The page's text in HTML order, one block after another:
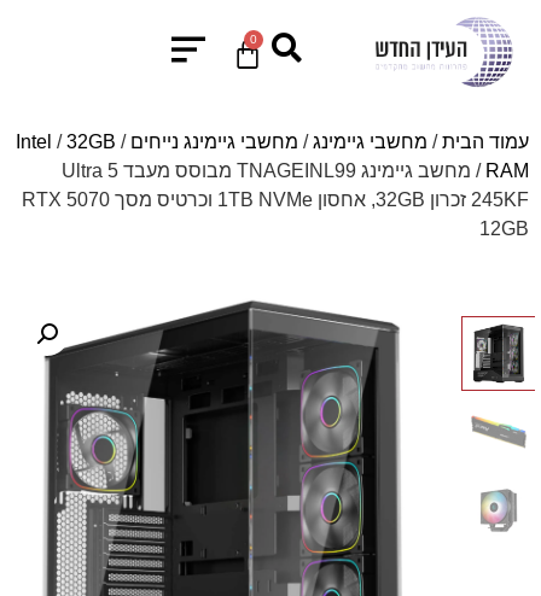
0
עמוד הבית/ מחשבי גיימינג/ מחשבי גיימינג נייחים /
Intel /32GB
RAM
/ מחשב גיימינג TNAGEINL99 מבוסס מעבד Ultra 5
245KF זכרון 32GB, אחסון 1TB NVMe וכרטיס מסך RTX 5070
12GB